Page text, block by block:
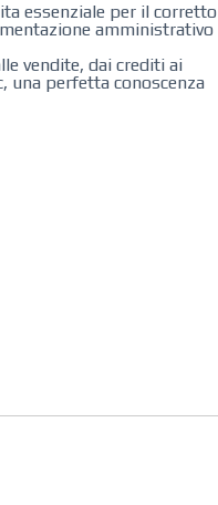
essenziale per il corretto
amministrativo
vendite, dai crediti ai
una perfetta conoscenza